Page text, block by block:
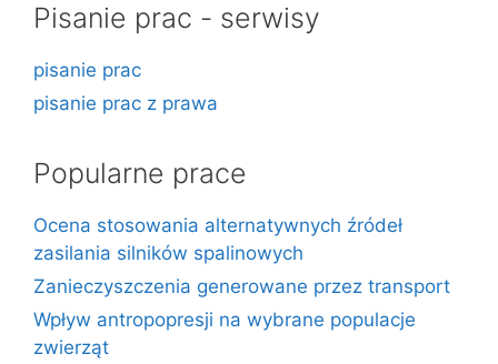
Pisanie prac - serwisy
pisanie prac
pisanie prac z prawa
Popularne prace
Ocena stosowania alternatywnych źródeł
zasilania silników spalinowych
Zanieczyszczenia generowane przez transport
Wpływ antropopresji na wybrane populacje
zwierząt